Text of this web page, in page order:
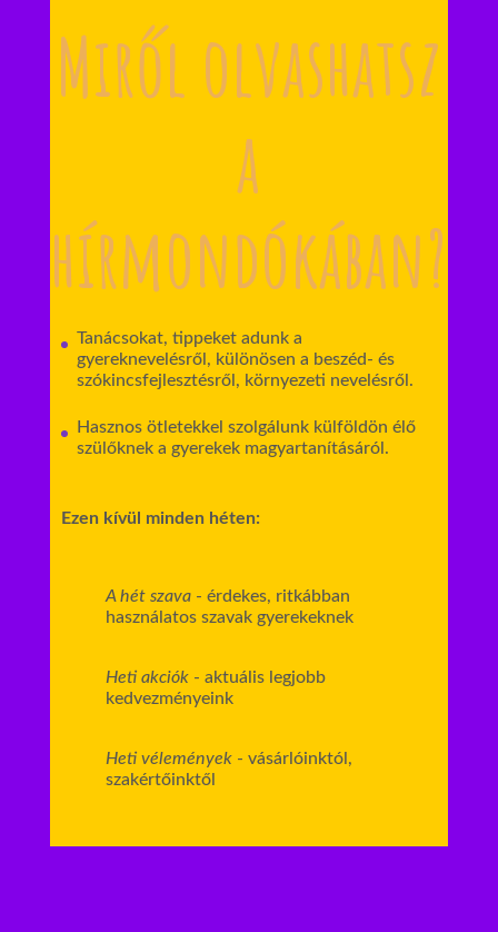
Miről olvashatsz
a
hírmondókában?
Tanácsokat, tippeket adunk a
gyereknevelésről, különösen a beszéd- és
szókincsfejlesztésről, környezeti nevelésről.
Hasznos ötletekkel szolgálunk külföldön élő
szülőknek a gyerekek magyartanításáról.
Ezen kívül minden héten:
A hét szava- érdekes, ritkábban
használatos szavak gyerekeknek
Heti akciók- aktuális legjobb
kedvezményeink
Heti vélemények- vásárlóinktól,
szakértőinktől